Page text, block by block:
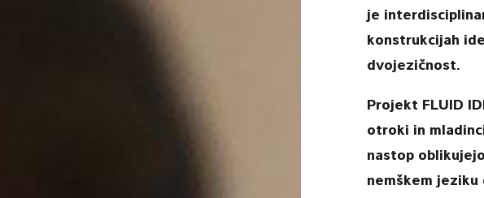
je
konstrukcijah
dvojezičnost.
Projekt FLUID
otroki in
nastop
nemškem